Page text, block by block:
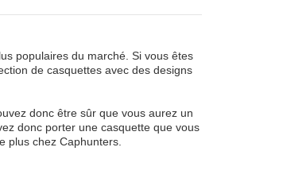
populaires du marché. Si vous êtes
de casquettes avec des designs
donc être sûr que vous aurez un
donc porter une casquette que vous
plus chez Caphunters.